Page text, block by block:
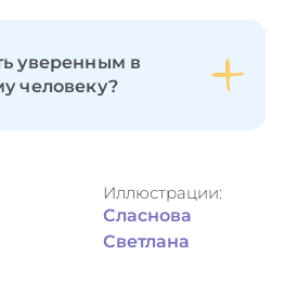
уверенным в
человеку?
Иллюстрации:
Сласнова
Светлана